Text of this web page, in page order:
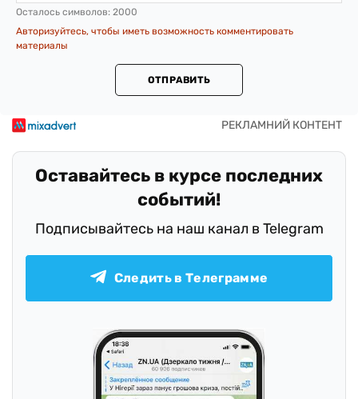
Осталось символов: 2000
Авторизуйтесь, чтобы иметь возможность комментировать
материалы
ОТПРАВИТЬ
Оставайтесь в курсе последних
событий!
Подписывайтесь на наш канал в Telegram
Следить в Телеграмме